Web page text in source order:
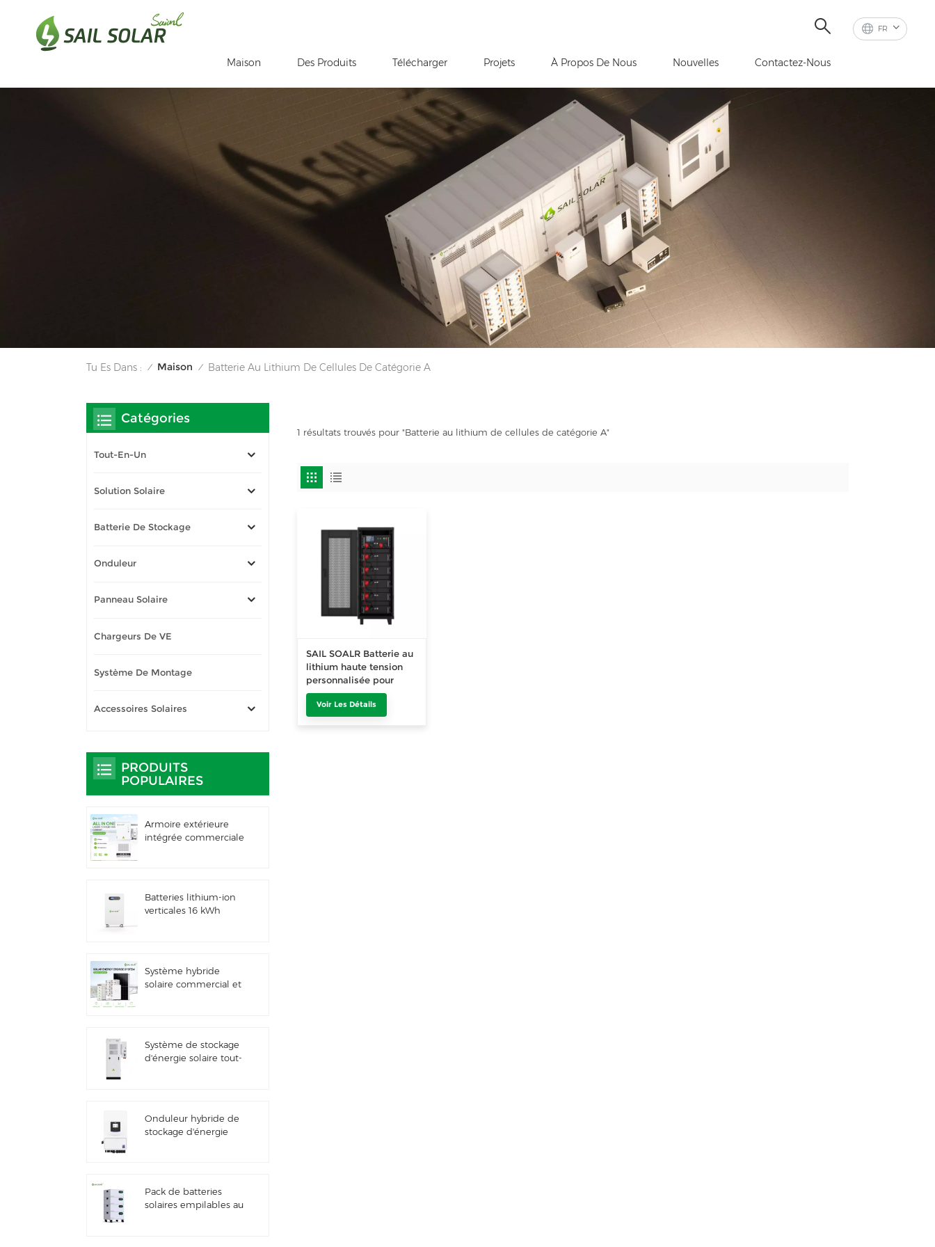
FR
Maison Des Produits Télécharger Projets À Propos De Nous Nouvelles Contactez-Nous
Tu Es Dans : / Maison / Batterie Au Lithium De Cellules De Catégorie A
1 résultats trouvés pour "Batterie au lithium de cellules de catégorie A"
SAIL SOALR Batterie au
lithium haute tension
personnalisée pour
applications
industrielles et
commerciales, type
Voir Les Détails
Catégories
Tout-En-Un
Solution Solaire
Batterie De Stockage
Onduleur
Panneau Solaire
Chargeurs De VE
Système De Montage
Accessoires Solaires
PRODUITS
POPULAIRES
Armoire extérieure
intégrée commerciale
Batteries lithium-ion
verticales 16 kWh
Système hybride
solaire commercial et
Système de stockage
d'énergie solaire tout-
à batterie lithium 60
kWh, extérieur, 51,2 V,
Onduleur hybride de
stockage d'énergie
Pack de batteries
solaires empilables au